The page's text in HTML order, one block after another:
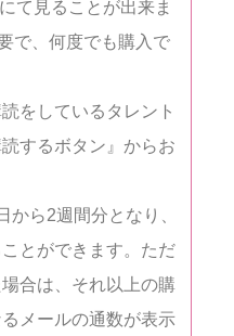
て見ることが出来ま
で、何度でも購入で
をしているタレント
するボタン』からお
ら2週間分となり、
とができます。ただ
合は、それ以上の購
メールの通数が表示